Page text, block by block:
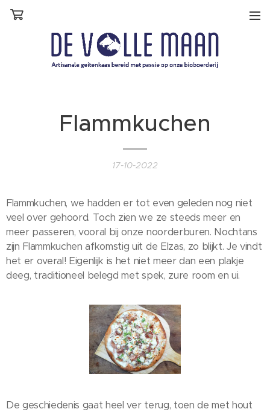
Flammkuchen
17-10-2022
Flammkuchen, we hadden er tot even geleden nog niet
veel over gehoord. Toch zien we ze steeds meer en
meer passeren, vooral bij onze noorderburen. Nochtans
zijn Flammkuchen afkomstig uit de Elzas, zo blijkt. Je vindt
het er overal! Eigenlijk is het niet meer dan een plakje
deeg, traditioneel belegd met spek, zure room en ui.
De geschiedenis gaat heel ver terug, toen de met hout